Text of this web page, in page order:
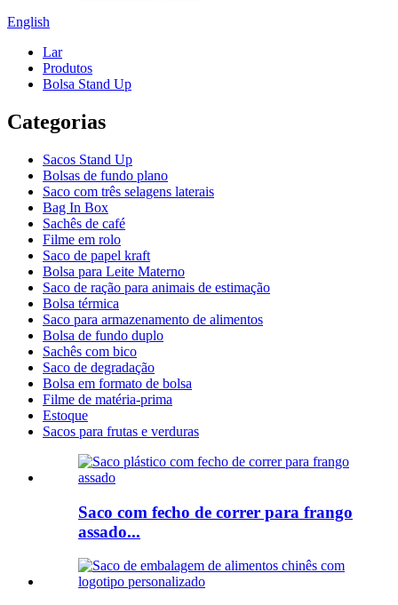
English
Lar
Produtos
Bolsa Stand Up
Categorias
Sacos Stand Up
Bolsas de fundo plano
Saco com três selagens laterais
Bag In Box
Sachês de café
Filme em rolo
Saco de papel kraft
Bolsa para Leite Materno
Saco de ração para animais de estimação
Bolsa térmica
Saco para armazenamento de alimentos
Bolsa de fundo duplo
Sachês com bico
Saco de degradação
Bolsa em formato de bolsa
Filme de matéria-prima
Estoque
Sacos para frutas e verduras
Saco com fecho de correr para frango
assado...